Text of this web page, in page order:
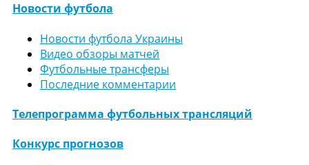
Новости футбола
Новости футбола Украины
Видео обзоры матчей
Футбольные трансферы
Последние комментарии
Телепрограмма футбольных трансляций
Конкурс прогнозов